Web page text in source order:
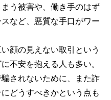
う被害や、働き手のはず
など、悪質な手口がワー
顔の見えない取引という
不安を抱える人も多い。
されないために、また詐
どうすべきかという点も